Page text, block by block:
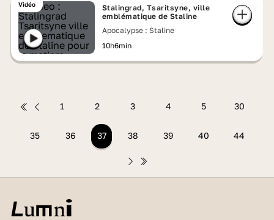
Vidéo
Stalingrad, Tsaritsyne, ville
emblématique de Staline
Apocalypse : Staline
10h6min
1 2 3 4 5 30
35 36 37 38 39 40 44